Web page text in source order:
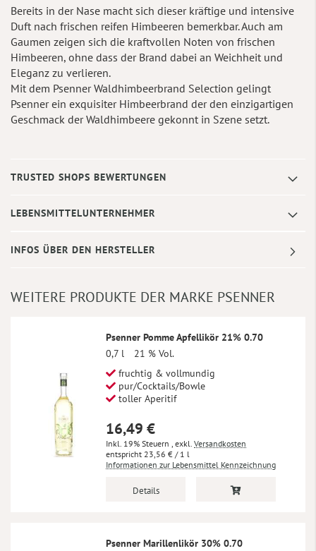
Bereits in der Nase macht sich dieser kräftige und intensive
Duft nach frischen reifen Himbeeren bemerkbar. Auch am
Gaumen zeigen sich die kraftvollen Noten von frischen
Himbeeren, ohne dass der Brand dabei an Weichheit und
Eleganz zu verlieren.
Mit dem Psenner Waldhimbeerbrand Selection gelingt
Psenner ein exquisiter Himbeerbrand der den einzigartigen
Geschmack der Waldhimbeere gekonnt in Szene setzt.
TRUSTED SHOPS BEWERTUNGEN
LEBENSMITTELUNTERNEHMER
INFOS ÜBER DEN HERSTELLER
WEITERE PRODUKTE DER MARKE PSENNER
Psenner Pomme Apfellikör 21% 0.70
0,7 l
21 % Vol.
fruchtig & vollmundig
pur/Cocktails/Bowle
toller Aperitif
16,49 €
Inkl. 19% Steuern , exkl. Versandkosten
23,56 € / 1 l
Informationen zur Lebensmittel Kennzeichnung
Details
Psenner Marillenlikör 30% 0.70